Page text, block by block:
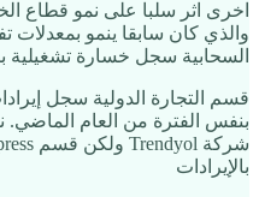
اخرى اثر سلبا على نمو قطاع
السحابية سجل خسارة تشغيلية بمقدار 1.49
بنفس الفترة من العام الماضي.
بالإيرادات